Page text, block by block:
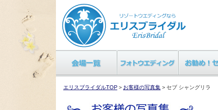
エリスブライダルTOP > お客様の写真集 > セブ シャングリラ